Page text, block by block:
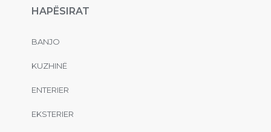
HAPËSIRAT
BANJO
KUZHINË
ENTERIER
EKSTERIER